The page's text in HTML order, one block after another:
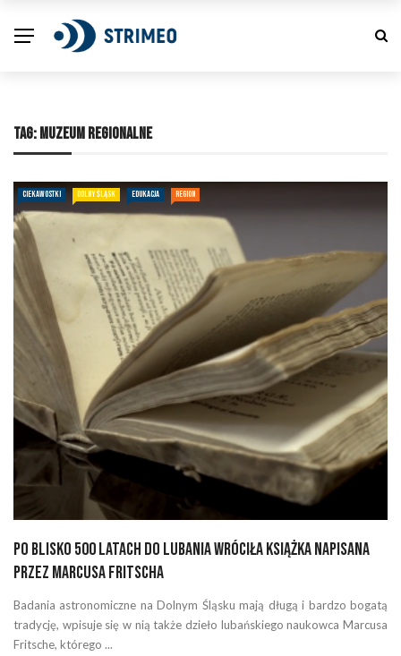
TAG: MUZEUM REGIONALNE
CIEKAWOSTKI DOLNY ŚLĄSK EDUKACJA REGION
Po blisko 500 latach do Lubania wróciła książka napisana
przez Marcusa Fritscha
Badania astronomiczne na Dolnym Śląsku mają długą i bardzo bogatą
tradycję, wpisuje się w nią także dzieło lubańskiego naukowca Marcusa
Fritsche, którego ...